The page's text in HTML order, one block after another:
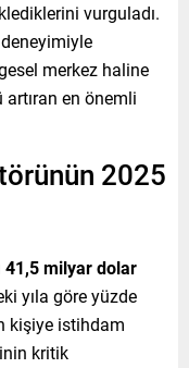
vurguladı.
merkez haline
en önemli
2025
41,5 milyar dolar
yıla göre yüzde
kişiye istihdam
kritik